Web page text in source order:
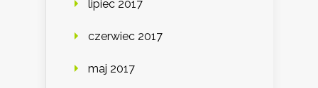
lipiec 2017
czerwiec 2017
maj 2017